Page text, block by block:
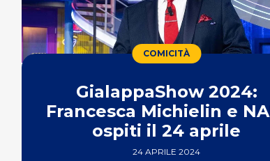
COMICITÀ
GialappaShow 2024:
Francesca Michielin e
ospiti il 24 aprile
24 APRILE 2024